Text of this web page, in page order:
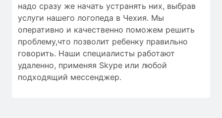
надо сразу же начать устранять них, выбрав
услуги нашего логопеда в Чехия. Мы
оперативно и качественно поможем решить
проблему,что позволит ребенку правильно
говорить. Наши специалисты работают
удаленно, применяя Skype или любой
подходящий мессенджер.